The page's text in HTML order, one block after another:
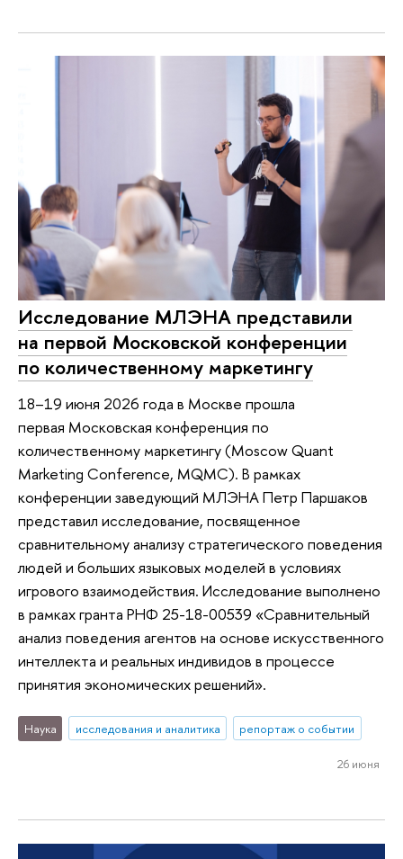
Исследование МЛЭНА представили
на первой Московской конференции
по количественному маркетингу
18–19 июня 2026 года в Москве прошла
первая Московская конференция по
количественному маркетингу (Moscow Quant
Marketing Conference, MQMC). В рамках
конференции заведующий МЛЭНА Петр Паршаков
представил исследование, посвященное
сравнительному анализу стратегического поведения
людей и больших языковых моделей в условиях
игрового взаимодействия. Исследование выполнено
в рамках гранта РНФ 25-18-00539 «Сравнительный
анализ поведения агентов на основе искусственного
интеллекта и реальных индивидов в процессе
принятия экономических решений».
Наука исследования и аналитика репортаж о событии
26 июня